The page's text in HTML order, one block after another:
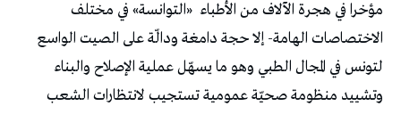
مؤخرا في هجرة الآلاف من الأطباء «التوانسة» في مختلف
الاختصاصات الهامة- إلا حجة دامغة ودالّة على الصيت الواسع
لتونس في المجال الطبي وهو ما يسهّل عملية الإصلاح والبناء
وتشييد منظومة صحيّة عمومية تستجيب لانتظارات الشعب